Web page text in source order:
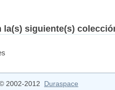
la(s) siguiente(s)
2002-2012 Duraspace